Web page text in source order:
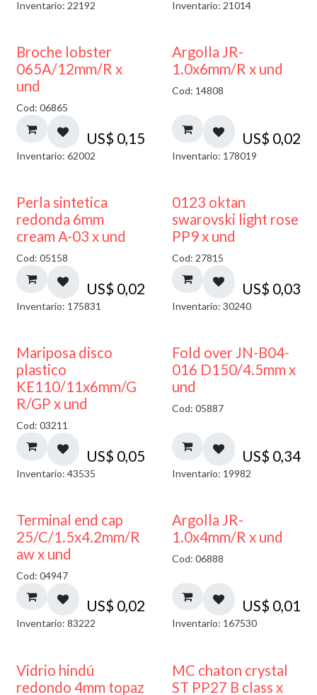
Inventario: 22192 Inventario: 21014
Broche lobster
065A/12mm/R x
und
Cod: 06865
US$ 0,15
Inventario: 62002
Argolla JR-
1.0x6mm/R x und
Cod: 14808
US$ 0,02
Inventario: 178019
Perla sintetica
redonda 6mm
cream A-03 x und
Cod: 05158
US$ 0,02
Inventario: 175831
0123 oktan
swarovski light rose
PP9 x und
Cod: 27815
US$ 0,03
Inventario: 30240
Mariposa disco
plastico
KE110/11x6mm/G
R/GP x und
Cod: 03211
US$ 0,05
Inventario: 43535
Fold over JN-B04-
016 D150/4.5mm x
und
Cod: 05887
US$ 0,34
Inventario: 19982
Terminal end cap
25/C/1.5x4.2mm/R
aw x und
Cod: 04947
US$ 0,02
Inventario: 83222
Argolla JR-
1.0x4mm/R x und
Cod: 06888
US$ 0,01
Inventario: 167530
Vidrio hindú
redondo 4mm topaz
MC chaton crystal
ST PP27 B class x